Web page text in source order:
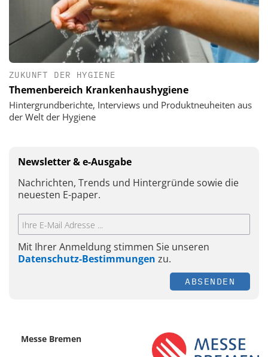
ZUKUNFT DER HYGIENE
Themenbereich Krankenhaushygiene
Hintergrundberichte, Interviews und Produktneuheiten aus
der Welt der Hygiene
Newsletter & e-Ausgabe
Nachrichten, Trends und Hintergründe sowie die
neuesten E-paper.
Mit Ihrer Anmeldung stimmen Sie unseren
Datenschutz-Bestimmungen zu.
ABSENDEN
Messe Bremen